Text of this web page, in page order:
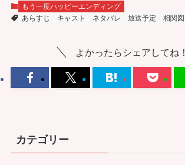
もう一度ハッピーエンディング
あらすじ
キャスト ネタバレ 放送予定 相関図
よかったらシェアしてね！
カテゴリー